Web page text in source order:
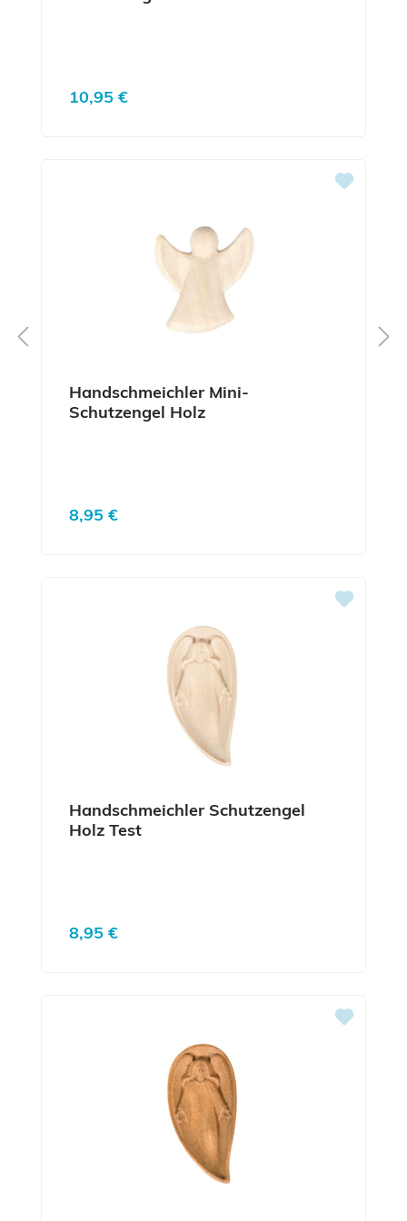
Regulärer Preis:
10,95 €
Handschmeichler Mini-
Schutzengel Holz
Regulärer Preis:
8,95 €
Handschmeichler Schutzengel
Holz Test
Regulärer Preis:
8,95 €